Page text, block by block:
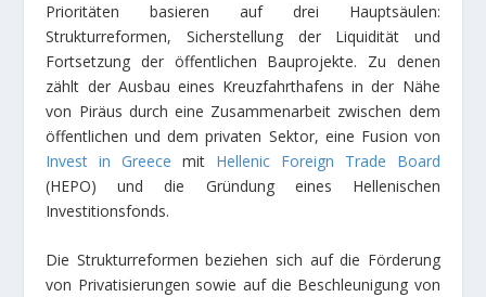
Prioritäten basieren auf drei Hauptsäulen:
Strukturreformen, Sicherstellung der Liquidität und
Fortsetzung der öffentlichen Bauprojekte. Zu denen
zählt der Ausbau eines Kreuzfahrthafens in der Nähe
von Piräus durch eine Zusammenarbeit zwischen dem
öffentlichen und dem privaten Sektor, eine Fusion von
Invest in Greece mit Hellenic Foreign Trade Board
(HEPO) und die Gründung eines Hellenischen
Investitionsfonds.
Die Strukturreformen beziehen sich auf die Förderung
von Privatisierungen sowie auf die Beschleunigung von